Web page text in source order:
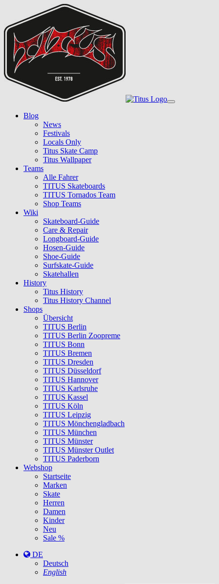
main
content
Toggle
Blog
News
Festivals
Locals Only
Titus Skate Camp
Titus Wallpaper
Teams
Alle Fahrer
TITUS Skateboards
TITUS Tornados Team
Shop Teams
Wiki
Skateboard-Guide
Care & Repair
Longboard-Guide
Hosen-Guide
Shoe-Guide
Surfskate-Guide
Skatehallen
History
Titus History
Titus History Channel
Shops
Übersicht
TITUS Berlin
TITUS Berlin Zoopreme
TITUS Bonn
TITUS Bremen
TITUS Dresden
TITUS Düsseldorf
TITUS Hannover
TITUS Karlsruhe
TITUS Kassel
TITUS Köln
TITUS Leipzig
TITUS Mönchengladbach
TITUS München
TITUS Münster
TITUS Münster Outlet
TITUS Paderborn
Webshop
Startseite
Marken
Skate
Herren
Damen
Kinder
Neu
Sale %
DE
Deutsch
English